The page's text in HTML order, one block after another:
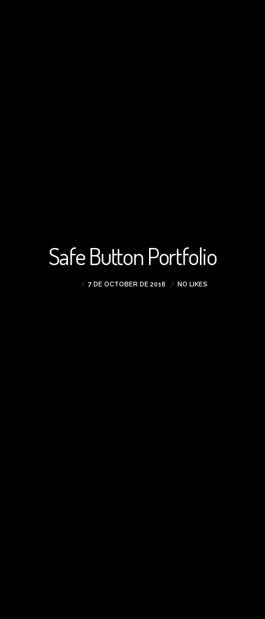
Safe Button Portfolio
7 DE OCTOBER DE 2016 NO LIKES